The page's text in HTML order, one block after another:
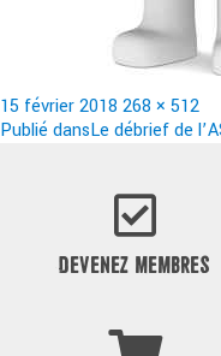
Publié
le
15 février 2018 Taille
réelle
268 × 512
Navigation
Publié dansLe débrief de
DEVENEZ MEMBRES